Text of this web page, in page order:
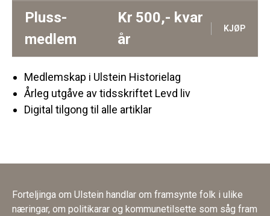
Pluss-
medlem
Kr 500,- kvar
år
KJØP
Medlemskap i Ulstein Historielag
Årleg utgåve av tidsskriftet Levd liv
Digital tilgong til alle artiklar
Forteljinga om Ulstein handlar om framsynte folk i ulike
næringar, om politikarar og kommunetilsette som såg fram